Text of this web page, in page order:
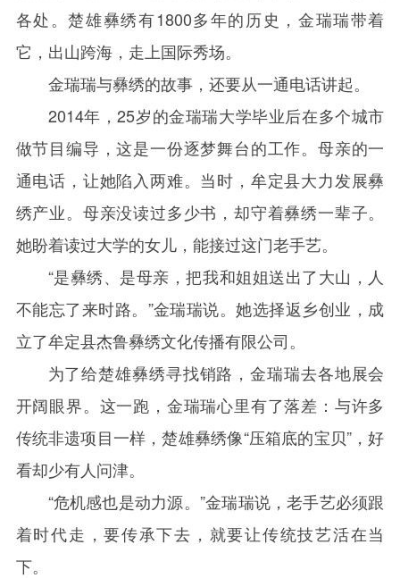
各处。楚雄彝绣有1800多年的历史，金瑞瑞带着
它，出山跨海，走上国际秀场。
金瑞瑞与彝绣的故事，还要从一通电话讲起。
2014年，25岁的金瑞瑞大学毕业后在多个城市
做节目编导，这是一份逐梦舞台的工作。母亲的一
通电话，让她陷入两难。当时，牟定县大力发展彝
绣产业。母亲没读过多少书，却守着彝绣一辈子。
她盼着读过大学的女儿，能接过这门老手艺。
“是彝绣、是母亲，把我和姐姐送出了大山，人
不能忘了来时路。”金瑞瑞说。她选择返乡创业，成
立了牟定县杰鲁彝绣文化传播有限公司。
为了给楚雄彝绣寻找销路，金瑞瑞去各地展会
开阔眼界。这一跑，金瑞瑞心里有了落差：与许多
传统非遗项目一样，楚雄彝绣像“压箱底的宝贝”，好
看却少有人问津。
“危机感也是动力源。”金瑞瑞说，老手艺必须跟
着时代走，要传承下去，就要让传统技艺活在当
下。